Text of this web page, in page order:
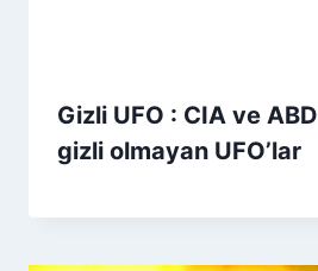
Gizli UFO : CIA ve
gizli olmayan UFO’lar